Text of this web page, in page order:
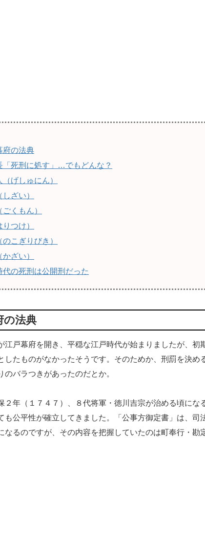
府の法典
「死刑に処す」…でもどんな？
げしゅにん）
ざい）
くもん）
つけ）
こぎりびき）
ざい）
代の死刑は公開刑だった
の法典
戸幕府を開き、平穏な江戸時代が始まりましたが、初
したものがなかったそうです。そのためか、刑罰を決め
のバラつきがあったのだとか。
年（１７４７）、８代将軍・徳川吉宗が治める頃にな
も公平性が確立してきました。「公事方御定書」は、司
なるのですが、その内容を把握していたのは町奉行・勘